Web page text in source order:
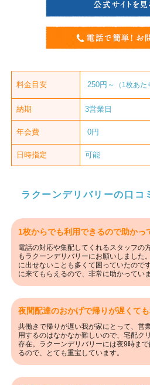
料金目安 250円～ （1枚あた
納期 3営業日
年会費 0円
日時指定 可能
ラクーンデリバリーの口コ
1枚からでも利用できるので助かっ
電話の対応や集配してくれるスタッフの
もラクーンデリバリーにお願いしました
に出せないことも多くて困っていたので
に来てもらえるので、非常に助かっていま
夜間配達のおかげで帰りが遅くて
共働きで帰りが遅い我が家にとって、営
用するのはなかなか難しいので、宅配ク
存在。ラクーンデリバリーには夜9時ま
るので、とても重宝しています。